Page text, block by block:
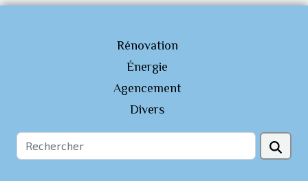
Rénovation
Énergie
Agencement
Divers